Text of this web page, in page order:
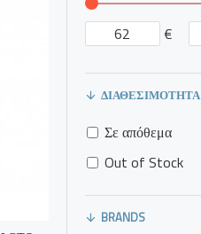
€
BRANDS
ΔΙΑΘΕΣΙΜΌΤΗΤΑ
Σε απόθεμα
Out of Stock